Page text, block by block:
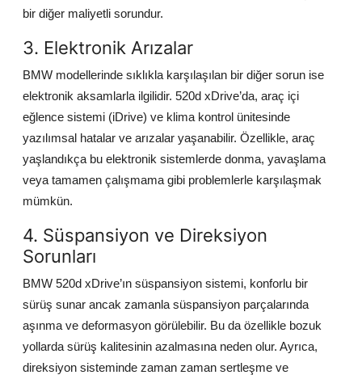
bir diğer maliyetli sorundur.
3. Elektronik Arızalar
BMW modellerinde sıklıkla karşılaşılan bir diğer sorun ise
elektronik aksamlarla ilgilidir. 520d xDrive’da, araç içi
eğlence sistemi (iDrive) ve klima kontrol ünitesinde
yazılımsal hatalar ve arızalar yaşanabilir. Özellikle, araç
yaşlandıkça bu elektronik sistemlerde donma, yavaşlama
veya tamamen çalışmama gibi problemlerle karşılaşmak
mümkün.
4. Süspansiyon ve Direksiyon
Sorunları
BMW 520d xDrive’ın süspansiyon sistemi, konforlu bir
sürüş sunar ancak zamanla süspansiyon parçalarında
aşınma ve deformasyon görülebilir. Bu da özellikle bozuk
yollarda sürüş kalitesinin azalmasına neden olur. Ayrıca,
direksiyon sisteminde zaman zaman sertleşme ve